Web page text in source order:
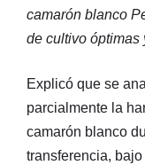
camarón blanco
de cultivo óptimas
Explicó que se
parcialmente la
camarón blanco
transferencia,